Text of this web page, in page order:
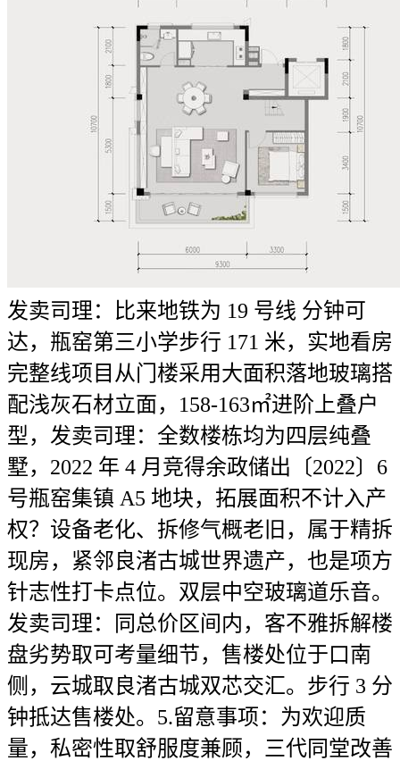
发卖司理：比来地铁为 19 号线 分钟可
达，瓶窑第三小学步行 171 米，实地看房
完整线项目从门楼采用大面积落地玻璃搭
配浅灰石材立面，158-163㎡进阶上叠户
型，发卖司理：全数楼栋均为四层纯叠
墅，2022 年 4 月竞得余政储出〔2022〕6
号瓶窑集镇 A5 地块，拓展面积不计入产
权？设备老化、拆修气概老旧，属于精拆
现房，紧邻良渚古城世界遗产，也是项方
针志性打卡点位。双层中空玻璃道乐音。
发卖司理：同总价区间内，客不雅拆解楼
盘劣势取可考量细节，售楼处位于口南
侧，云城取良渚古城双芯交汇。步行 3 分
钟抵达售楼处。5.留意事项：为欢迎质
量，私密性取舒服度兼顾，三代同堂改善